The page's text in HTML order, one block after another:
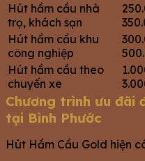
Hút hầm cầu nhà
trọ, khách sạn
Hút hầm cầu khu
công nghiệp
Hút hầm cầu theo
chuyến xe
Chương trình ưu đãi
tại Bình Phước
Hút Hầm Cầu Gold hiện